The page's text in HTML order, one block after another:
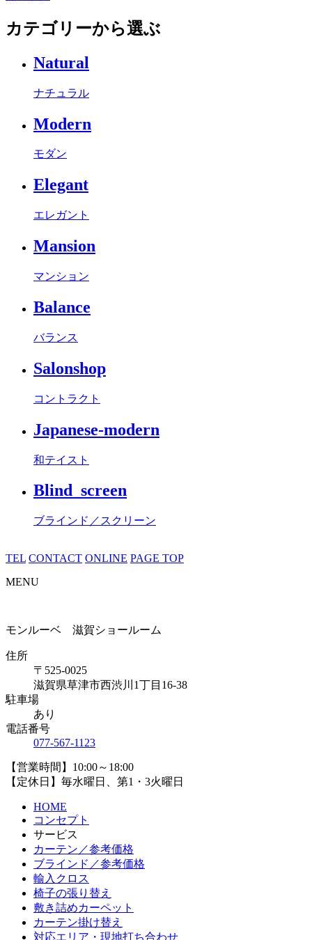
カテゴリーから選ぶ
Natural
ナチュラル
Modern
モダン
Elegant
エレガント
Mansion
マンション
Balance
バランス
Salonshop
コントラクト
Japanese-modern
和テイスト
Blind_screen
ブラインド／スクリーン
TEL CONTACT ONLINE PAGE TOP
MENU
モンルーベ 滋賀ショールーム
住所
〒525-0025
滋賀県草津市西渋川1丁目16-38
駐車場
あり
電話番号
077-567-1123
【営業時間】10:00～18:00
【定休日】毎水曜日、第1・3火曜日
HOME
コンセプト
サービス
カーテン／参考価格
ブラインド／参考価格
輸入クロス
椅子の張り替え
敷き詰めカーペット
カーテン掛け替え
対応エリア・現地打ち合わせ